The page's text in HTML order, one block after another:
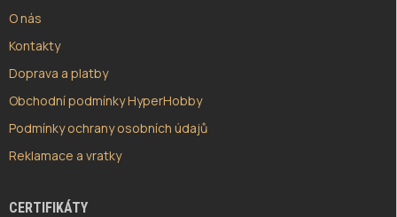
O nás
Kontakty
Doprava a platby
Obchodní podmínky HyperHobby
Podmínky ochrany osobních údajů
Reklamace a vratky
CERTIFIKÁTY